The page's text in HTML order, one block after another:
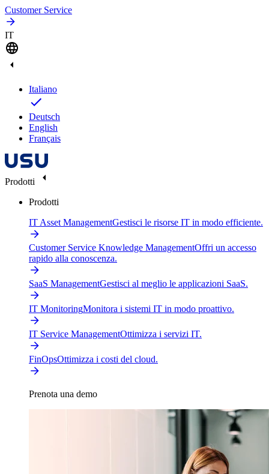
Customer Service
IT
Italiano
Deutsch
English
Français
Prodotti
Prodotti
IT Asset ManagementGestisci le risorse IT in modo efficiente.
Customer Service Knowledge ManagementOffri un accesso
rapido alla conoscenza.
SaaS ManagementGestisci al meglio le applicazioni SaaS.
IT MonitoringMonitora i sistemi IT in modo proattivo.
IT Service ManagementOttimizza i servizi IT.
FinOpsOttimizza i costi del cloud.
Prenota una demo